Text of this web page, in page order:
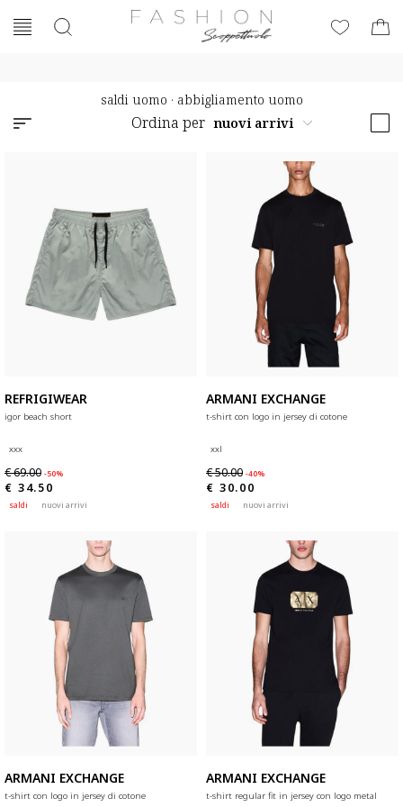
saldi uomo · abbigliamento uomo
Ordina per
REFRIGIWEAR
igor beach short
xxx
€ 69.00 -50%
€ 34.50
saldi nuovi arrivi
ARMANI EXCHANGE
t-shirt con logo in jersey di cotone
xxl
€ 50.00 -40%
€ 30.00
saldi nuovi arrivi
ARMANI EXCHANGE
t-shirt con logo in jersey di cotone
ARMANI EXCHANGE
t-shirt regular fit in jersey con logo metal